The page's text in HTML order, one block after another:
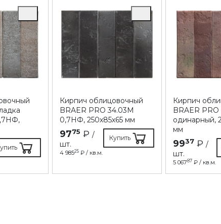
Кирпич облицовочный
BRAER PRO 34.03М
0,7НФ, 250х85х65 мм
9775 ₽ /
шт.
4 98525 ₽ / кв.м.
Купить
Кирпич
BRAER PRO
одинарный,
мм
9937 ₽ /
шт.
5 06787 ₽ / кв.м.